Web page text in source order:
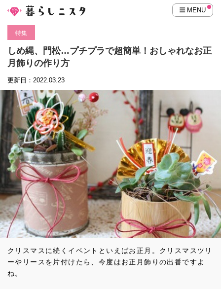
MENU
特集
しめ縄、門松…プチプラで超簡単！おしゃれなお正
月飾りの作り方
更新日：2022.03.23
クリスマスに続くイベントといえばお正月。クリスマスツリ
ーやリースを片付けたら、今度はお正月飾りの出番ですよ
ね。